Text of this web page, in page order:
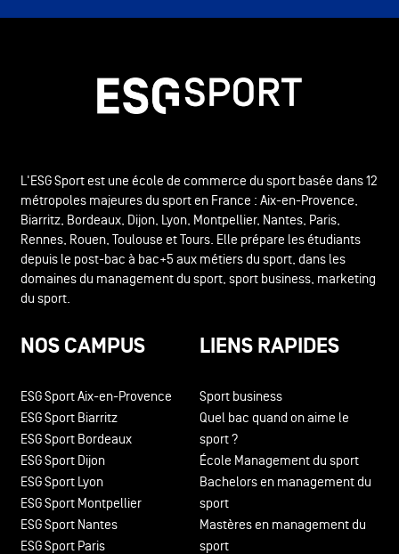
L'ESG Sport est une école de commerce du sport basée dans 12
métropoles majeures du sport en France : Aix-en-Provence,
Biarritz, Bordeaux, Dijon, Lyon, Montpellier, Nantes, Paris,
Rennes, Rouen, Toulouse et Tours. Elle prépare les étudiants
depuis le post-bac à bac+5 aux métiers du sport, dans les
domaines du management du sport, sport business, marketing
du sport.
NOS CAMPUS
ESG Sport Aix-en-Provence
ESG Sport Biarritz
ESG Sport Bordeaux
ESG Sport Dijon
ESG Sport Lyon
ESG Sport Montpellier
ESG Sport Nantes
ESG Sport Paris
LIENS RAPIDES
Sport business
Quel bac quand on aime le
sport ?
École Management du sport
Bachelors en management du
sport
Mastères en management du
sport